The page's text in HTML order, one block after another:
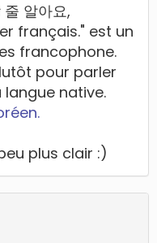
알아요,
français." est un
francophone.
pour parler
native.
plus clair :)